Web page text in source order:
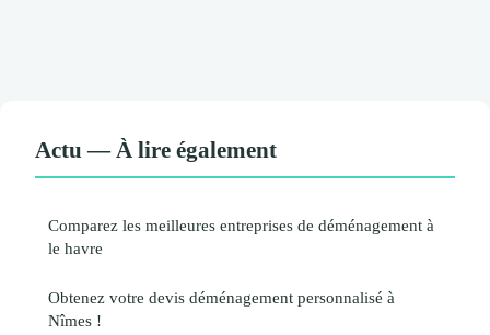
Actu — À lire également
Comparez les meilleures entreprises de déménagement à
le havre
Obtenez votre devis déménagement personnalisé à
Nîmes !